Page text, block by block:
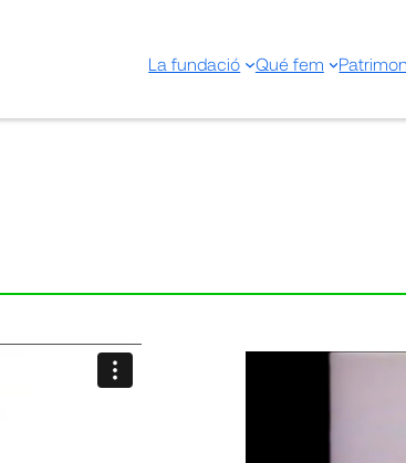
La fundació Qué fem